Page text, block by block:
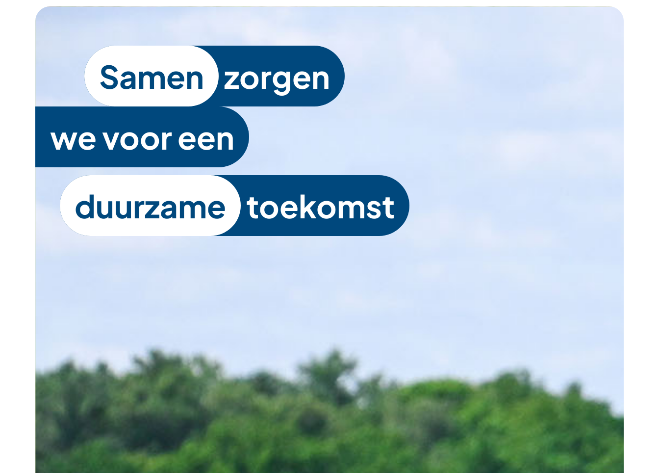
Samen zorgen
we voor een
duurzame toekomst